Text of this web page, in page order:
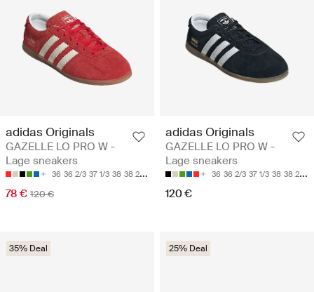
adidas Originals
GAZELLE LO PRO W -
Lage sneakers
36 36 2/3 37 1/3 38 38 2/3
78 € 120 €
adidas Originals
GAZELLE LO PRO W -
Lage sneakers
36 36 2/3 37 1/3 38 38 2/3
120 €
35% Deal 25% Deal